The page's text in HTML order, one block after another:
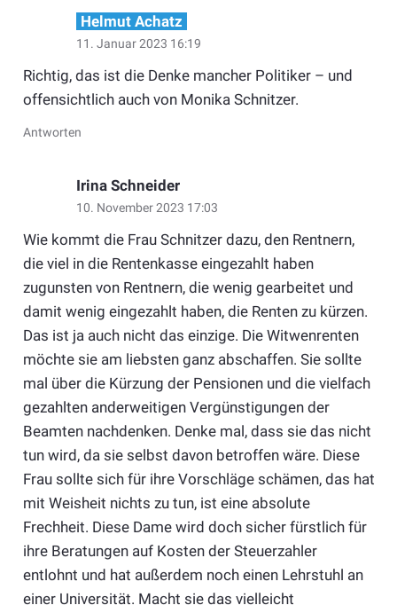
Helmut Achatz
11. Januar 2023 16:19
Richtig, das ist die Denke mancher Politiker – und
offensichtlich auch von Monika Schnitzer.
Antworten
Irina Schneider
10. November 2023 17:03
Wie kommt die Frau Schnitzer dazu, den Rentnern,
die viel in die Rentenkasse eingezahlt haben
zugunsten von Rentnern, die wenig gearbeitet und
damit wenig eingezahlt haben, die Renten zu kürzen.
Das ist ja auch nicht das einzige. Die Witwenrenten
möchte sie am liebsten ganz abschaffen. Sie sollte
mal über die Kürzung der Pensionen und die vielfach
gezahlten anderweitigen Vergünstigungen der
Beamten nachdenken. Denke mal, dass sie das nicht
tun wird, da sie selbst davon betroffen wäre. Diese
Frau sollte sich für ihre Vorschläge schämen, das hat
mit Weisheit nichts zu tun, ist eine absolute
Frechheit. Diese Dame wird doch sicher fürstlich für
ihre Beratungen auf Kosten der Steuerzahler
entlohnt und hat außerdem noch einen Lehrstuhl an
einer Universität. Macht sie das vielleicht